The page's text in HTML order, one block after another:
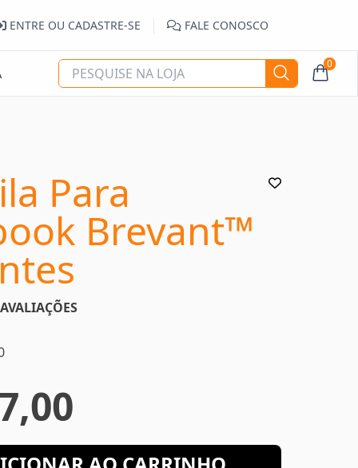
ENTRE OU CADASTRE-SE FALE CONOSCO
0
Para
Brevant™
AVALIAÇÕES